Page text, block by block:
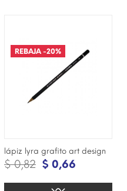
REBAJA-20%
lápiz lyra grafito art design
$ 0,82 $ 0,66